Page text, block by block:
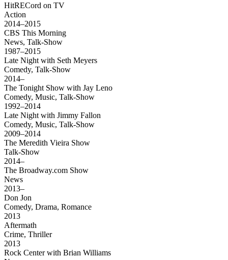
HitRECord on TV
Action
2014–2015
CBS This Morning
News, Talk-Show
1987–2015
Late Night with Seth Meyers
Comedy, Talk-Show
2014–
The Tonight Show with Jay Leno
Comedy, Music, Talk-Show
1992–2014
Late Night with Jimmy Fallon
Comedy, Music, Talk-Show
2009–2014
The Meredith Vieira Show
Talk-Show
2014–
The Broadway.com Show
News
2013–
Don Jon
Comedy, Drama, Romance
2013
Aftermath
Crime, Thriller
2013
Rock Center with Brian Williams